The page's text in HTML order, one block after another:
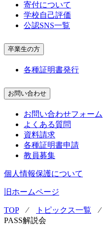
寄付について
学校自己評価
公認SNS一覧
卒業生の方
各種証明書発行
お問い合わせ
お問い合わせフォーム
よくある質問
資料請求
各種証明書申請
教員募集
個人情報保護について
旧ホームページ
TOP⁄ トピックス一覧 ⁄
PASS解説会